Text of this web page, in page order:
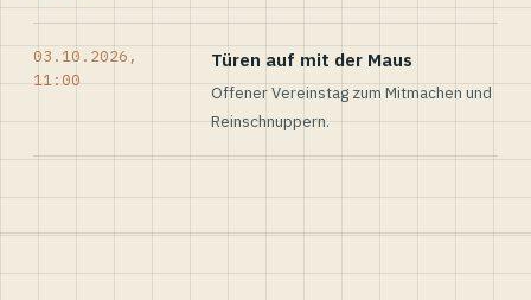
03.10.2026,
11:00
Türen auf mit der Maus
Offener Vereinstag zum Mitmachen und
Reinschnuppern.